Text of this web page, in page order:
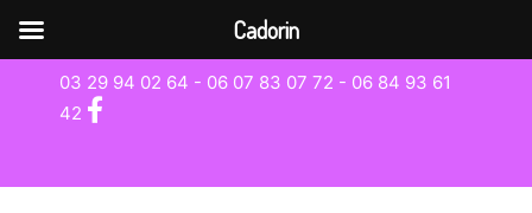
03 29 94 02 64 - 06 07 83 07 72 - 06 84 93 61
42
Cadorin